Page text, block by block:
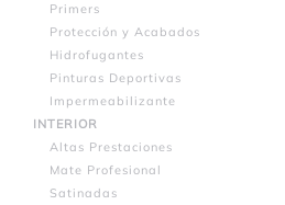
Primers
Protección y Acabados
Hidrofugantes
Pinturas Deportivas
Impermeabilizante
INTERIOR
Altas Prestaciones
Mate Profesional
Satinadas